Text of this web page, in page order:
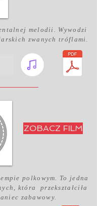
polkowym. To jedna
która przekształciła
zabawowy.
melodii. Wywodzi
zwanych tróflami.
ZOBACZ FILM